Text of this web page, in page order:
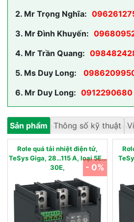
2. Mr Trọng Nghĩa:
3. Mr Đình Khuyến:
4. Mr Trần Quang:
5. Ms Duy Long:
6. Mr Duy Long: 0912290680
Sản phẩm Thông số kỹ thuật
Rơle quá tải nhiệt điện tử,
TeSys Giga, 28…115 A, loại 5E…
30E,
- 0%